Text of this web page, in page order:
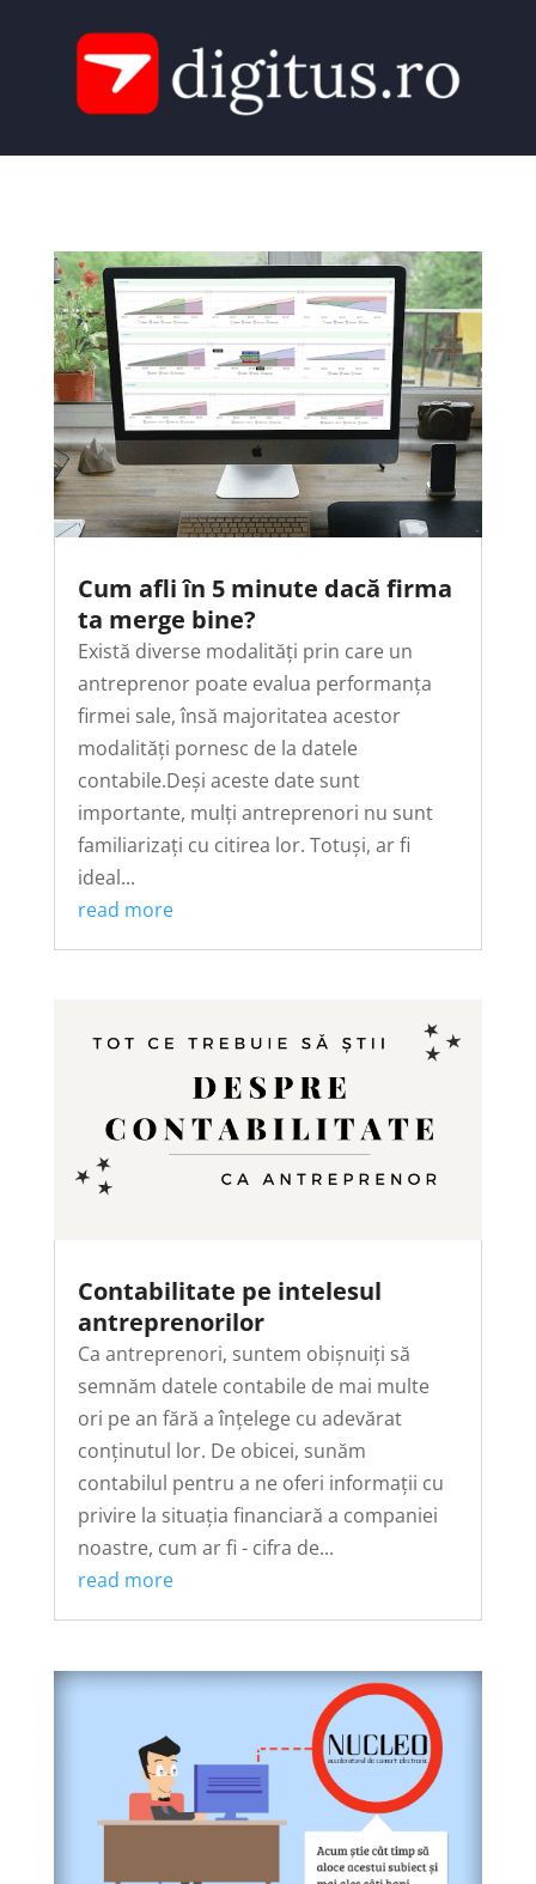
Cum afli în 5 minute dacă firma
ta merge bine?
Există diverse modalități prin care un
antreprenor poate evalua performanța
firmei sale, însă majoritatea acestor
modalități pornesc de la datele
contabile.Deși aceste date sunt
importante, mulți antreprenori nu sunt
familiarizați cu citirea lor. Totuși, ar fi
ideal...
read more
Contabilitate pe intelesul
antreprenorilor
Ca antreprenori, suntem obișnuiți să
semnăm datele contabile de mai multe
ori pe an fără a înțelege cu adevărat
conținutul lor. De obicei, sunăm
contabilul pentru a ne oferi informații cu
privire la situația financiară a companiei
noastre, cum ar fi - cifra de...
read more